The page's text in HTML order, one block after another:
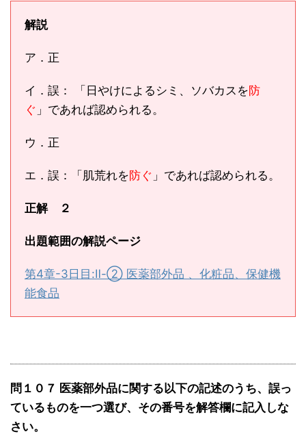
解説
ア．正
イ．誤： 「日やけによるシミ、ソバカスを防
ぐ 」であれば認められる。
ウ．正
エ．誤：「肌荒れを防ぐ 」であれば認められる。
正解 ２
出題範囲の解説ページ
第4章-3日目:Ⅱ-② 医薬部外品 、化粧品、保健機
能食品
問１０７ 医薬部外品に関する以下の記述のうち、誤っ
ているものを一つ選び、その番号を解答欄に記入しな
さい。